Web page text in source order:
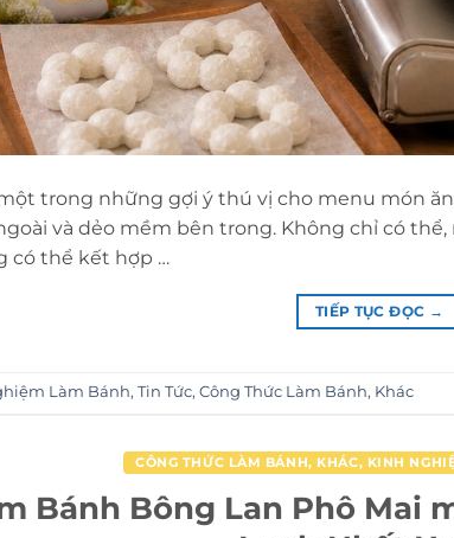
trong những gợi ý thú vị cho menu món
và dẻo mềm bên trong. Không chỉ có
có thể kết hợp …
TIẾP TỤC ĐỌC →
Làm Bánh, Tin Tức, Công Thức Làm Bánh, Khác
CÔNG THỨC LÀM BÁNH, KHÁC, KINH
Bánh Bông Lan Phô Mai